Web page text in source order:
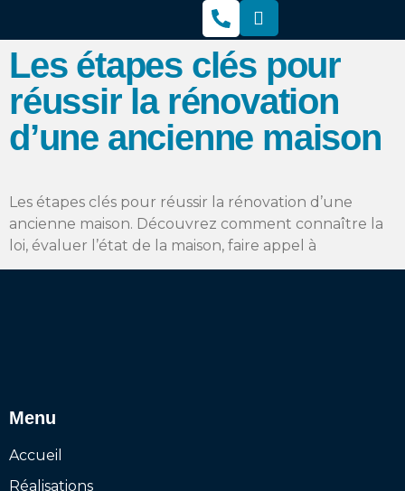
Les étapes clés pour
réussir la rénovation
d’une ancienne maison
Les étapes clés pour réussir la rénovation d’une
ancienne maison. Découvrez comment connaître la
loi, évaluer l’état de la maison, faire appel à
Menu
Accueil
Réalisations